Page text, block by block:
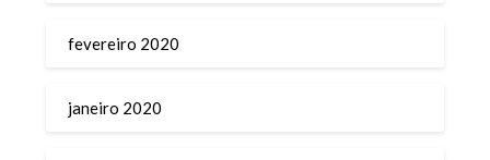
fevereiro 2020
janeiro 2020